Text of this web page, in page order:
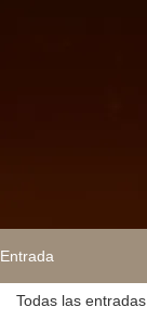
Entrada
Todas las entradas